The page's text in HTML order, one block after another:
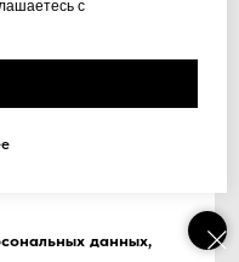
с
данных
данных,